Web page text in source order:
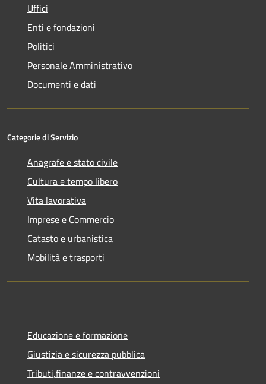
Uffici
Enti e fondazioni
Politici
Personale Amministrativo
Documenti e dati
Categorie di Servizio
Anagrafe e stato civile
Cultura e tempo libero
Vita lavorativa
Imprese e Commercio
Catasto e urbanistica
Mobilità e trasporti
Educazione e formazione
Giustizia e sicurezza pubblica
Tributi,finanze e contravvenzioni